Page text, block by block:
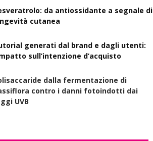
da antiossidante a segnale di
cutanea
generati dal brand e dagli utenti:
sull’intenzione d’acquisto
dalla fermentazione di
contro i danni fotoindotti dai
UVB